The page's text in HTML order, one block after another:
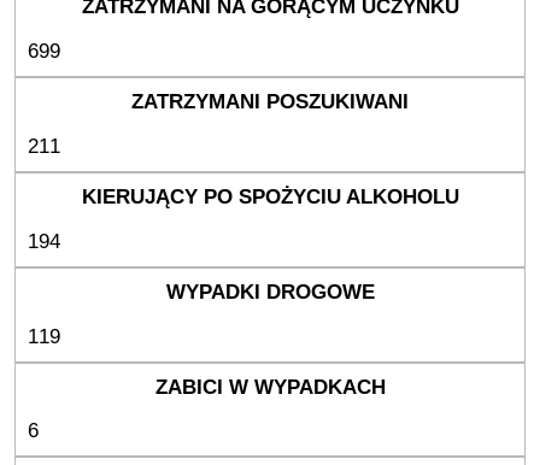
699
211
194
119
6